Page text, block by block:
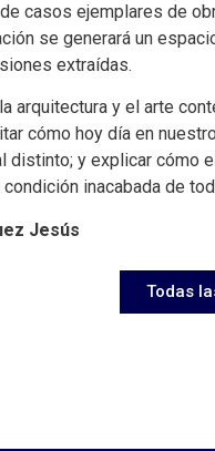
casos ejemplares de
se generará un
extraídas.
arquitectura y el arte
cómo hoy día en
y explicar
inacabada de
Jesús
Todas